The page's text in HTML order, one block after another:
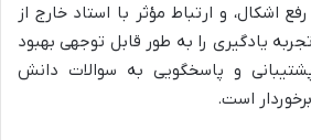
اشکال، و ارتباط مؤثر با استاد خارج از
یادگیری را به طور قابل توجهی بهبود
و پاسخگویی به سوالات دانش
است.